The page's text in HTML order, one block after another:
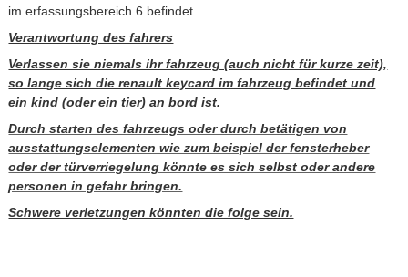
im erfassungsbereich 6 befindet.
Verantwortung des fahrers
Verlassen sie niemals ihr fahrzeug (auch nicht für kurze zeit),
so lange sich die renault keycard im fahrzeug befindet und
ein kind (oder ein tier) an bord ist.
Durch starten des fahrzeugs oder durch betätigen von
ausstattungselementen wie zum beispiel der fensterheber
oder der türverriegelung könnte es sich selbst oder andere
personen in gefahr bringen.
Schwere verletzungen könnten die folge sein.